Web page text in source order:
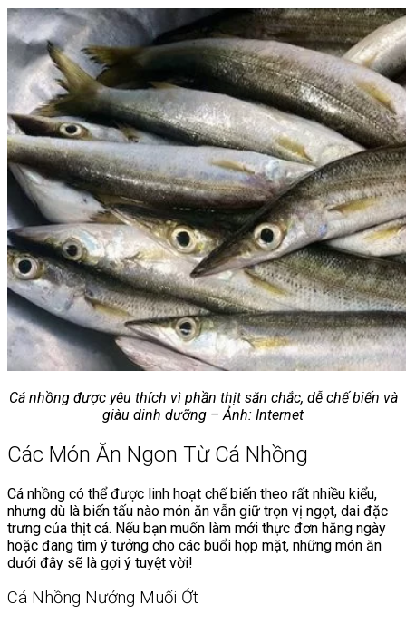
Cá nhồng được yêu thích vì phần thịt săn chắc, dễ chế biến và
giàu dinh dưỡng – Ảnh: Internet
Các Món Ăn Ngon Từ Cá Nhồng
Cá nhồng có thể được linh hoạt chế biến theo rất nhiều kiểu,
nhưng dù là biến tấu nào món ăn vẫn giữ trọn vị ngọt, dai đặc
trưng của thịt cá. Nếu bạn muốn làm mới thực đơn hằng ngày
hoặc đang tìm ý tưởng cho các buổi họp mặt, những món ăn
dưới đây sẽ là gợi ý tuyệt vời!
Cá Nhồng Nướng Muối Ớt